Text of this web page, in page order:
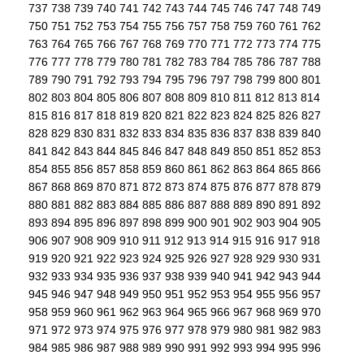
737 738 739 740 741 742 743 744 745 746 747 748 749
750 751 752 753 754 755 756 757 758 759 760 761 762
763 764 765 766 767 768 769 770 771 772 773 774 775
776 777 778 779 780 781 782 783 784 785 786 787 788
789 790 791 792 793 794 795 796 797 798 799 800 801
802 803 804 805 806 807 808 809 810 811 812 813 814
815 816 817 818 819 820 821 822 823 824 825 826 827
828 829 830 831 832 833 834 835 836 837 838 839 840
841 842 843 844 845 846 847 848 849 850 851 852 853
854 855 856 857 858 859 860 861 862 863 864 865 866
867 868 869 870 871 872 873 874 875 876 877 878 879
880 881 882 883 884 885 886 887 888 889 890 891 892
893 894 895 896 897 898 899 900 901 902 903 904 905
906 907 908 909 910 911 912 913 914 915 916 917 918
919 920 921 922 923 924 925 926 927 928 929 930 931
932 933 934 935 936 937 938 939 940 941 942 943 944
945 946 947 948 949 950 951 952 953 954 955 956 957
958 959 960 961 962 963 964 965 966 967 968 969 970
971 972 973 974 975 976 977 978 979 980 981 982 983
984 985 986 987 988 989 990 991 992 993 994 995 996